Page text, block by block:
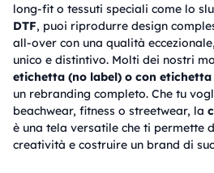
long-fit o tessuti speciali come lo
DTF, puoi riprodurre design
all-over con una qualità
unico e distintivo. Molti dei nostri
etichetta (no label) o con
un rebranding completo. Che tu
beachwear, fitness o streetwear, la
è una tela versatile che ti permette
creatività e costruire un brand di